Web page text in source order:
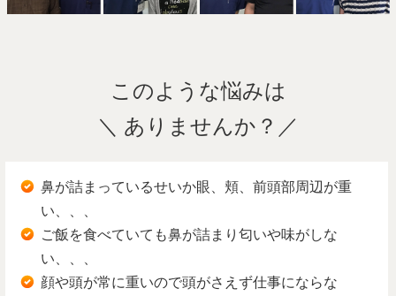
このような悩みは
＼ ありませんか？／
鼻が詰まっているせいか眼、頬、前頭部周辺が重
い、、、
ご飯を食べていても鼻が詰まり匂いや味がしな
い、、、
顔や頭が常に重いので頭がさえず仕事にならな